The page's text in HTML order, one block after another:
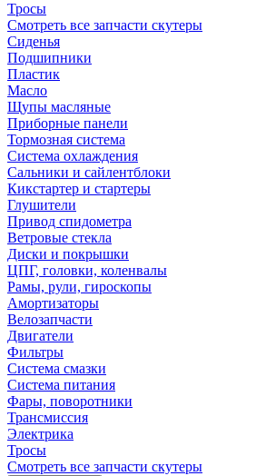
Тросы
Смотреть все запчасти скутеры
Сиденья
Подшипники
Пластик
Масло
Щупы масляные
Приборные панели
Тормозная система
Система охлаждения
Сальники и сайлентблоки
Кикстартер и стартеры
Глушители
Привод спидометра
Ветровые стекла
Диски и покрышки
ЦПГ, головки, коленвалы
Рамы, рули, гироскопы
Амортизаторы
Велозапчасти
Двигатели
Фильтры
Система смазки
Система питания
Фары, поворотники
Трансмиссия
Электрика
Тросы
Смотреть все запчасти скутеры